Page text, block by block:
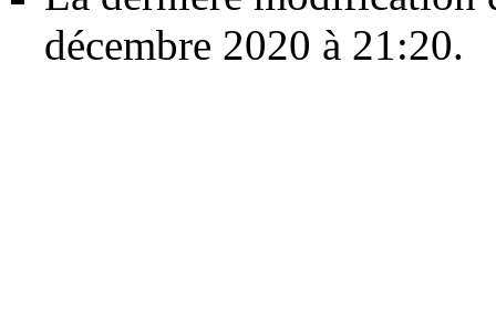
décembre 2020 à 21:20.